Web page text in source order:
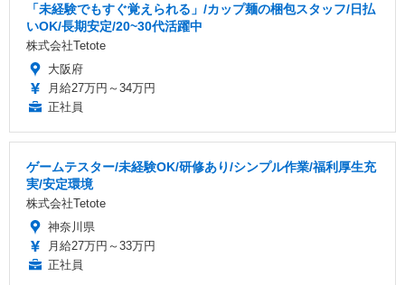
「未経験でもすぐ覚えられる」/カップ麺の梱包スタッフ/日払
いOK/長期安定/20~30代活躍中
株式会社Tetote
大阪府
月給27万円～34万円
正社員
ゲームテスター/未経験OK/研修あり/シンプル作業/福利厚生充
実/安定環境
株式会社Tetote
神奈川県
月給27万円～33万円
正社員